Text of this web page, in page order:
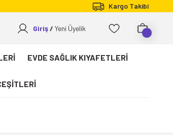
Kargo Takibi
Giriş Yeni Üyelik
EVDE SAĞLIK KIYAFETLERİ